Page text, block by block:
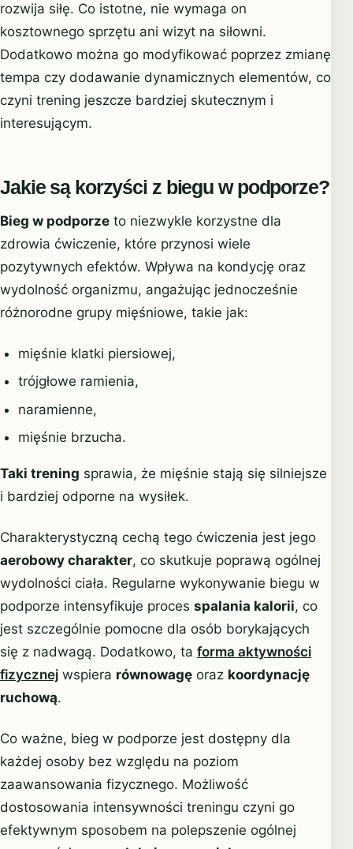
rozwija siłę. Co istotne, nie wymaga on
kosztownego sprzętu ani wizyt na siłowni.
Dodatkowo można go modyfikować poprzez zmianę
tempa czy dodawanie dynamicznych elementów, co
czyni trening jeszcze bardziej skutecznym i
interesującym.
Jakie są korzyści z biegu w podporze?
Bieg w podporze to niezwykle korzystne dla
zdrowia ćwiczenie, które przynosi wiele
pozytywnych efektów. Wpływa na kondycję oraz
wydolność organizmu, angażując jednocześnie
różnorodne grupy mięśniowe, takie jak:
mięśnie klatki piersiowej,
trójgłowe ramienia,
naramienne,
mięśnie brzucha.
Taki trening sprawia, że mięśnie stają się silniejsze
i bardziej odporne na wysiłek.
Charakterystyczną cechą tego ćwiczenia jest jego
aerobowy charakter, co skutkuje poprawą ogólnej
wydolności ciała. Regularne wykonywanie biegu w
podporze intensyfikuje proces spalania kalorii, co
jest szczególnie pomocne dla osób borykających
się z nadwagą. Dodatkowo, ta forma aktywności
fizycznej wspiera równowagę oraz koordynację
ruchową.
Co ważne, bieg w podporze jest dostępny dla
każdej osoby bez względu na poziom
zaawansowania fizycznego. Możliwość
dostosowania intensywności treningu czyni go
efektywnym sposobem na polepszenie ogólnej